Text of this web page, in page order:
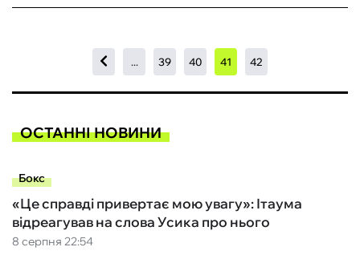
... 39 40 41 42
ОСТАННІ НОВИНИ
Бокс
8 серпня 22:54
«Це справді привертає мою увагу»: Ітаума
відреагував на слова Усика про нього